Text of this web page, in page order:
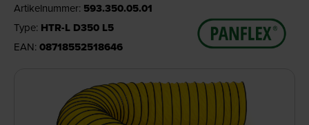
Artikelnummer: 593.350.05.01
Type: HTR-L D350 L5
EAN: 08718552518646